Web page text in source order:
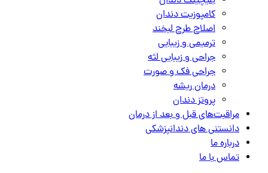
کامپوزیت دندان
اصلاح طرح لبخند
ترمیمی و زیبایی
جراحی و زیبایی لثه
جراحی فک و صورت
درمان ریشه
پروتز دندان
مراقبت‌های قبل و بعد از درمان
دانستنی های دندانپزشکی
درباره ما
تماس با ما